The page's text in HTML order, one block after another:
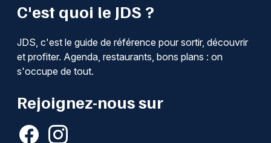
C'est quoi le JDS ?
JDS, c'est le guide de référence pour sortir, découvrir
et profiter. Agenda, restaurants, bons plans : on
s'occupe de tout.
Rejoignez-nous sur